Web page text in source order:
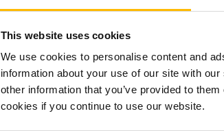
This website uses cookies
We use cookies to personalise content and
information about your use of our site with
other information that you’ve provided to
cookies if you continue to use our website.
Technické údaje
Batéria